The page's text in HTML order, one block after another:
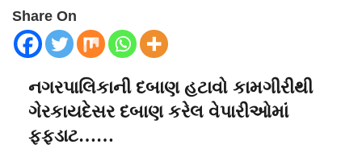
Share On
નગરપાલિકાની દબાણ હટાવો કામગીરીથી
ગેરકાયદેસર દબાણ કરેલ વેપારીઓમાં
ફફડાટ……